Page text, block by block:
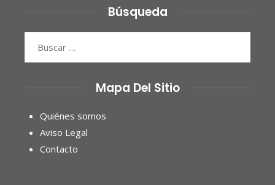
Búsqueda
Mapa Del Sitio
Quiénes somos
Aviso Legal
Contacto